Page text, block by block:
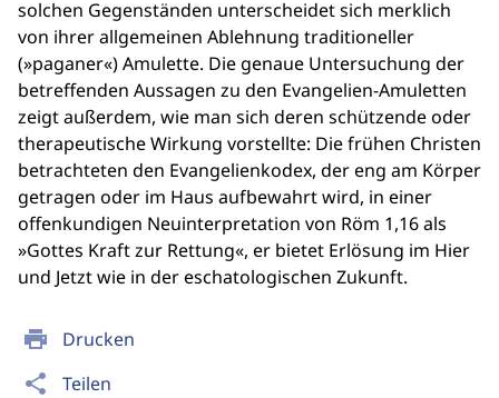
print Drucken
share Teilen
solchen Gegenständen unterscheidet sich merklich
von ihrer allgemeinen Ablehnung traditioneller
(»paganer«) Amulette. Die genaue Untersuchung der
betreffenden Aussagen zu den Evangelien-Amuletten
zeigt außerdem, wie man sich deren schützende oder
therapeutische Wirkung vorstellte: Die frühen Christen
betrachteten den Evangelienkodex, der eng am Körper
getragen oder im Haus aufbewahrt wird, in einer
offenkundigen Neuinterpretation von Röm 1,16 als
»Gottes Kraft zur Rettung«, er bietet Erlösung im Hier
und Jetzt wie in der eschatologischen Zukunft.